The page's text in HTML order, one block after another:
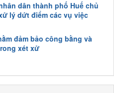
dân thành phố Huế chủ
lý dứt điểm các vụ việc
đảm bảo công bằng và
xét xử